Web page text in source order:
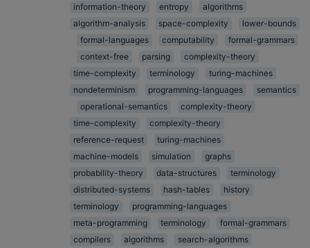
information-theory
entropy
algorithms
algorithm-analysis
space-complexity
lower-bounds
formal-languages
computability
formal-grammars
context-free
parsing
complexity-theory
time-complexity
terminology
turing-machines
nondeterminism
programming-languages
semantics
operational-semantics
complexity-theory
time-complexity
complexity-theory
reference-request
turing-machines
machine-models
simulation
graphs
probability-theory
data-structures
terminology
distributed-systems
hash-tables
history
terminology
programming-languages
meta-programming
terminology
formal-grammars
compilers
algorithms
search-algorithms